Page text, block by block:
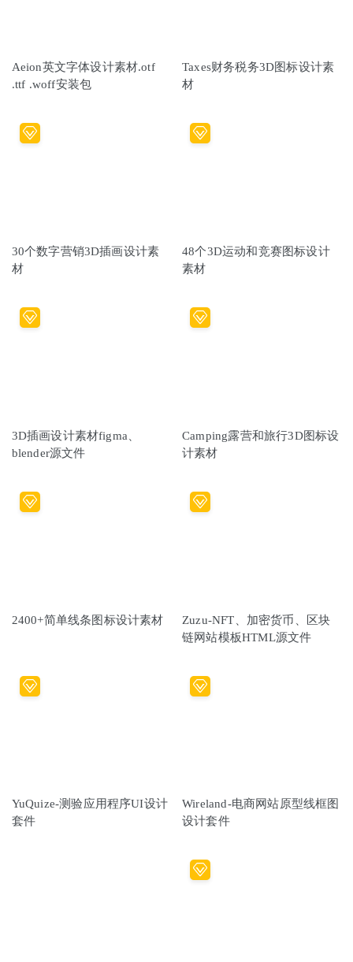
Aeion英文字体设计素材.otf
.ttf .woff安装包
Taxes财务税务3D图标设计素
材
30个数字营销3D插画设计素
材
48个3D运动和竞赛图标设计
素材
3D插画设计素材figma、
blender源文件
Camping露营和旅行3D图标设
计素材
2400+简单线条图标设计素材
Zuzu-NFT、加密货币、区块
链网站模板HTML源文件
YuQuize-测验应用程序UI设计
套件
Wireland-电商网站原型线框图
设计套件